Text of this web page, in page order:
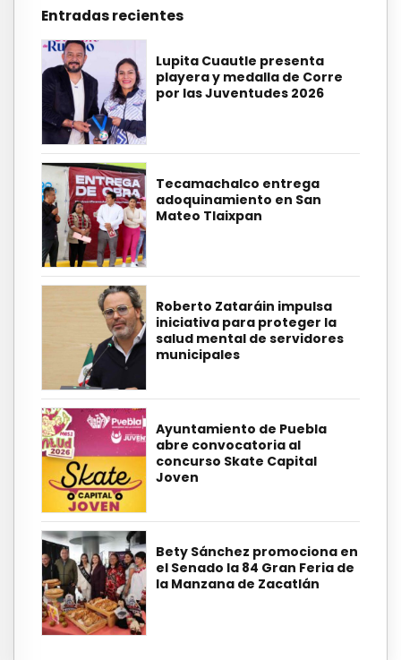
Entradas recientes
Lupita Cuautle presenta
playera y medalla de Corre
por las Juventudes 2026
Tecamachalco entrega
adoquinamiento en San
Mateo Tlaixpan
Roberto Zataráin impulsa
iniciativa para proteger la
salud mental de servidores
municipales
Ayuntamiento de Puebla
abre convocatoria al
concurso Skate Capital
Joven
Bety Sánchez promociona en
el Senado la 84 Gran Feria de
la Manzana de Zacatlán